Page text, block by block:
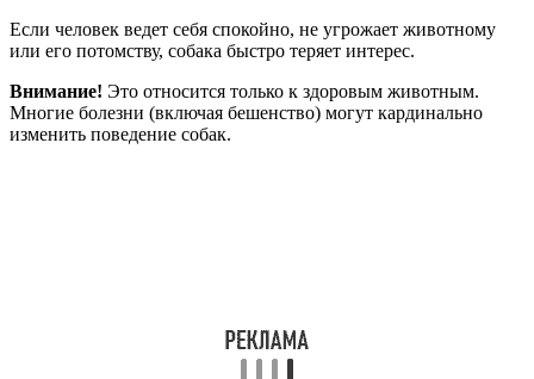
Если человек ведет себя спокойно, не угрожает животному
или его потомству, собака быстро теряет интерес.
Внимание! Это относится только к здоровым животным.
Многие болезни (включая бешенство) могут кардинально
изменить поведение собак.